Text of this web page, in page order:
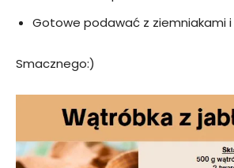
Gotowe podawać z ziemniakami i
Smacznego:)